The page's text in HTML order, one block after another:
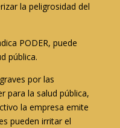
la peligrosidad del
PODER, puede
pública.
por las
para la salud pública,
la empresa emite
pueden irritar el